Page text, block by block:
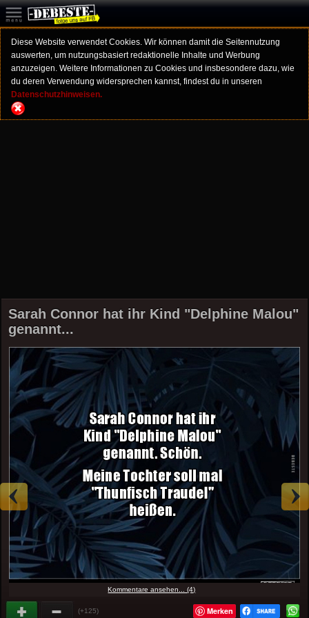
Diese Website verwendet Cookies. Wir können damit die Seitennutzung
auswerten, um nutzungsbasiert redaktionelle Inhalte und Werbung
anzuzeigen. Weitere Informationen zu Cookies und insbesondere dazu, wie
du deren Verwendung widersprechen kannst, findest du in unseren
Datenschutzhinweisen.
Sarah Connor hat ihr Kind "Delphine Malou"
genannt...
Kommentare ansehen... (4)
(+125) Merken